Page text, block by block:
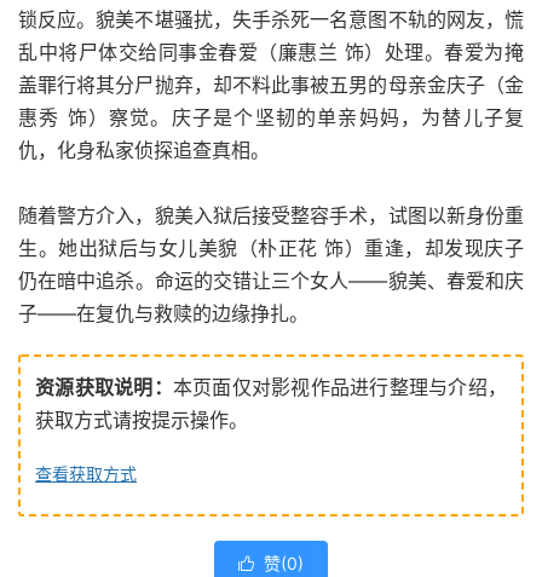
锁反应。貌美不堪骚扰，失手杀死一名意图不轨的网友，慌
乱中将尸体交给同事金春爱（廉惠兰 饰）处理。春爱为掩
盖罪行将其分尸抛弃，却不料此事被五男的母亲金庆子（金
惠秀 饰）察觉。庆子是个坚韧的单亲妈妈，为替儿子复
仇，化身私家侦探追查真相。
随着警方介入，貌美入狱后接受整容手术，试图以新身份重
生。她出狱后与女儿美貌（朴正花 饰）重逢，却发现庆子
仍在暗中追杀。命运的交错让三个女人——貌美、春爱和庆
子——在复仇与救赎的边缘挣扎。
资源获取说明： 本页面仅对影视作品进行整理与介绍，
获取方式请按提示操作。
查看获取方式
 赞(0)